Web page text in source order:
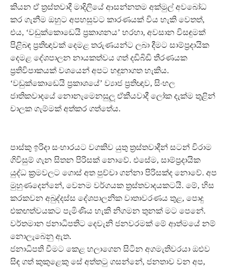
කියන ඒ ත‍්‍රස්තවාදී මාදිලියේ ආසන්නතම අක්මුල් අවබෝධ
කර ගැනීම ඔහුට අපහසුවට කාරණයක් විය හැකි වෙතත්,
එය, ‘වඩුක්කොඩෙයි ප‍්‍රකාශනය’ හරහා, අවසාන විසඳුමක්
පිළිබඳ ප‍්‍රතිඥාවක් දෙමළ තරුණයන්ට ලබා දීමට සාම්ප‍්‍රදායික
දෙමළ දේශපාලන නායකත්වය ගත් දඩිබිඩි තීරණයක
ප‍්‍රතිවිපාකයක් වශයෙන් අපට හඳුනාගත හැකිය.
‘වඩුක්කොඩෙයි ප‍්‍රකාශයේ’ ව්‍යාජ ප‍්‍රතිඥාව, සිංහල
ජාතිකවාදයේ නොනැමෙනසුලූ ඒකීයවාදී ලෝක දැක්ම තුළින්
චාලක ගැම්මක් අත්කර ගත්තේය.
පාස්කු ඉරිදා සංහාරයට වගකිව යුතු ත‍්‍රස්තවාදීන් සටන් විරාම
ගිවිසුම් ගැන සිතන පිරිසක් නොවේ. එසේම, සාම්ප‍්‍රදායික
යුද්ධ ක‍්‍රමවලට ගොස් අත පුච්චා ගන්නා පිරිසක්ද නොවේ. අප
මුහුණදෙන්නේ, වෙනම වර්ගයක ත‍්‍රස්තවාදයකටයි. මේ, හිස
කරකවන අබුද්දස්ස දේශපාලනික වාතාවරණය තුළ, පොදු
එකඟත්වයකට පැමිණිය හැකි නිගමන තුනක් මට පෙනේ.
වර්තමාන ජනාධිපතිට දෙවැනි ජනවරමක් මේ ආත්මයේ නම්
නොලැබෙනු ඇත.
ජනාධිපති වීමට කෙළ හලාගෙන සිටින අගමැතිවරයා ඔළුව
සිඳ ගත් කුකුළෙකු සේ අත්තටු ගසන්නේ, ජනතාව වන අප,